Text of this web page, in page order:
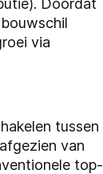
Doordat
via
tussen
van
top-